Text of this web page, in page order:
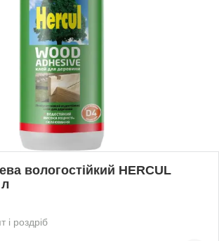
вологостійкий HERCUL
і роздріб